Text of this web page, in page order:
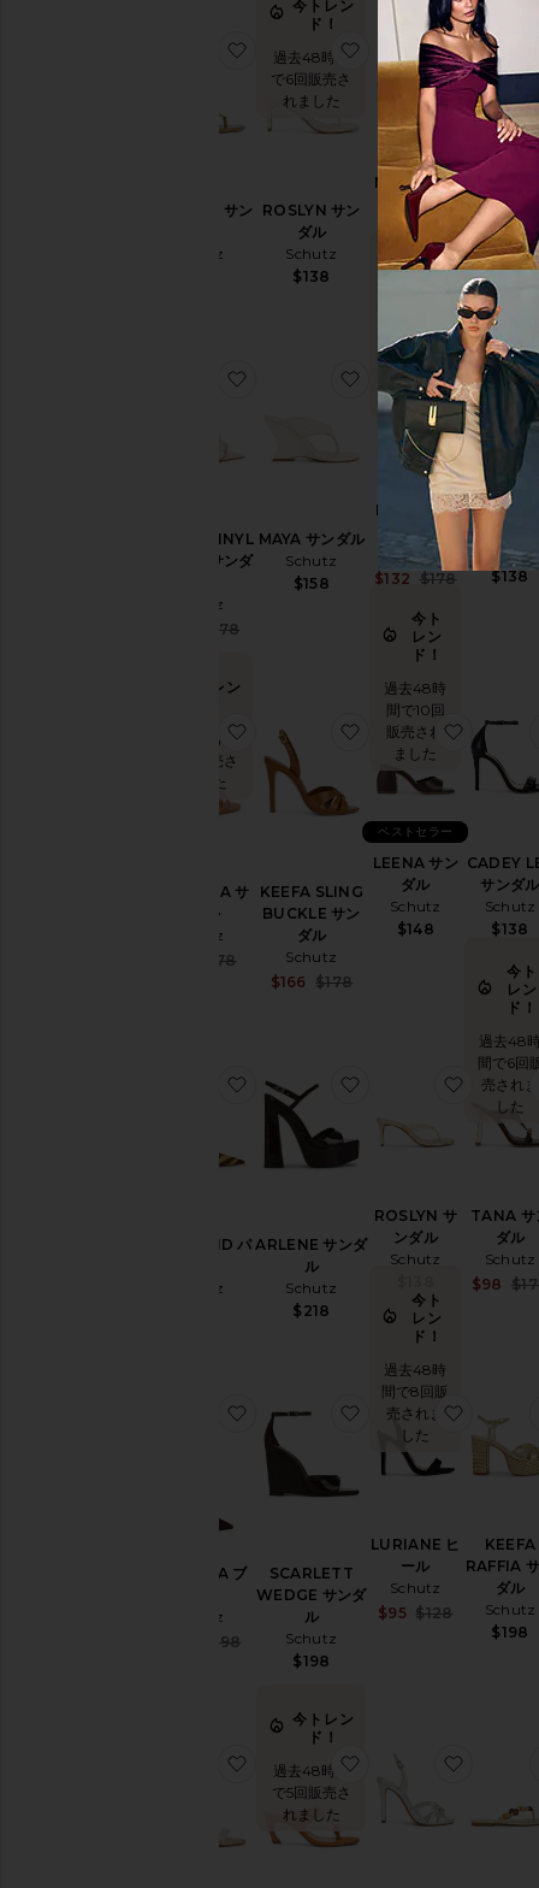
CAROLYN サン
Schutz
お気に入りCAROLYN サンダル
今トレン
ド！
過去48時間
で6回販売さ
れました
ROSLYN サン
ダル
Schutz
$138
お気に入りROSLYN
NYLLE ミュ
ール
Schutz
$158
お気に
過去48時
間で6回販
売されま
した
サンダル
Schutz
$148
ELODIE VINYL
WEDGE サンダ
Schutz
$178
お気に入りELODIE VINYL WEDGE
MAYA サンダル
Schutz
$158
お気に入りMAYA サン
今ト
過去48時
間で9回販
売されま
した
IRIS サンダ
Schutz
Sale price:
$132 $178
お気に
今ト
過去48時
間で5回
売されま
DIANA サ
ダル
Schutz
$138
今トレン
過去48時間
で5回販売さ
れました
DEMETRIA サ
ンダル
Schutz
Sale price:
Previous price:
$178
お気に入りDEMETRIA サンダル
KEEFA SLING
BUCKLE サン
ダル
Schutz
$166
$178
お気に入りKEEFA
今ト
レン
ド！
過去48時
間で10回
販売され
ました
LEENA サン
ダル
Schutz
$148
ベストセラー
お気に
CADEY
サンダル
Schutz
$138
PAOLA MID パ
Schutz
お気に入りPAOLA MID パンプス
ARLENE サンダ
ル
Schutz
$218
お気に入りARLENE
ROSLYN サ
ンダル
Schutz
お気に
今ト
レン
ド！
過去48時
間で6回
売されま
した
TANA サ
ダル
Schutz
$98
MARYANA ブ
Schutz
Sale price:
Previous price:
$298
お気に入りMARYANA ブーツ
SCARLETT
WEDGE サンダ
ル
Schutz
$198
お気に入り
今ト
レン
ド！
過去48時
間で8回販
売されま
した
LURIANE ヒ
ール
Schutz
Sale price:
$95
Previous
$128
お気に
KEEFA
RAFFIA
ダル
Schutz
$198
お気に入りARIELLA サンダル
今トレン
ド！
過去48時間
で5回販売さ
れました
お気に入りMAISIE ミ
お気に